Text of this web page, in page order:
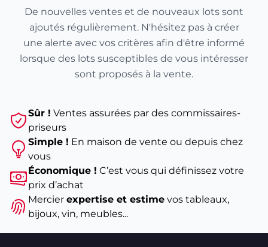
De nouvelles ventes et de nouveaux lots sont
ajoutés régulièrement. N'hésitez pas à créer
une alerte avec vos critères afin d'être informé
lorsque des lots susceptibles de vous intéresser
sont proposés à la vente.
Sûr ! Ventes assurées par des commissaires-
priseurs
Simple ! En maison de vente ou depuis chez
vous
Économique ! C’est vous qui définissez votre
prix d’achat
Mercier expertise et estimevos tableaux,
bijoux, vin, meubles...